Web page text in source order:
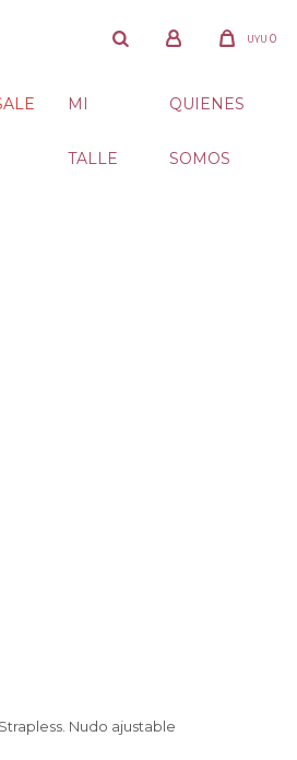
MI
TALLE
QUIENES
SOMOS
UYU 0
Nudo ajustable